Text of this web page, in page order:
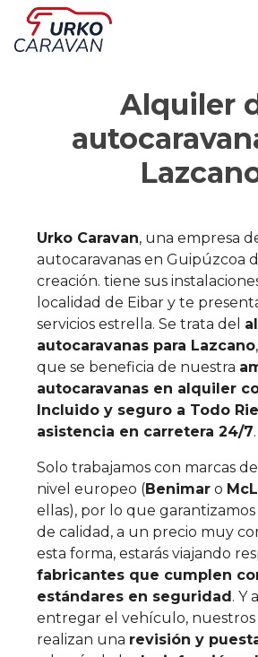
Alquiler
Urko Caravan, una empresa
autocaravanas en Guipúzcoa
creación. tiene sus
localidad de Eibar y te
servicios estrella. Se trata del
autocaravanas para Lazcano
que se beneficia de nuestra
autocaravanas en alquiler
Incluido y seguro a Todo
asistencia en carretera 24/7.
Solo trabajamos con marcas
nivel europeo (Benimar o
ellas), por lo que
de calidad, a un precio muy
esta forma, estarás viajando
fabricantes que cumplen
estándares en seguridad. Y
entregar el vehículo, nuestros
realizan una revisión y